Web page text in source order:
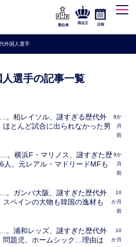
順位表
得点王 日程
外国人選手
人選手の記事一覧
。柏レイソル、謎すぎる歴代外
ほとんど試合に出られなかった男
9か
月
前
。横浜F・マリノス、謎すぎた歴
人。元レアル・マドリードMFも
9か
月
前
。ガンバ大阪、謎すぎた歴代外
スペインの大物も韓国の逸材も
10
か月
前
。浦和レッズ、謎すぎた歴代外
問題児、ホームシック…理由は
10
か月